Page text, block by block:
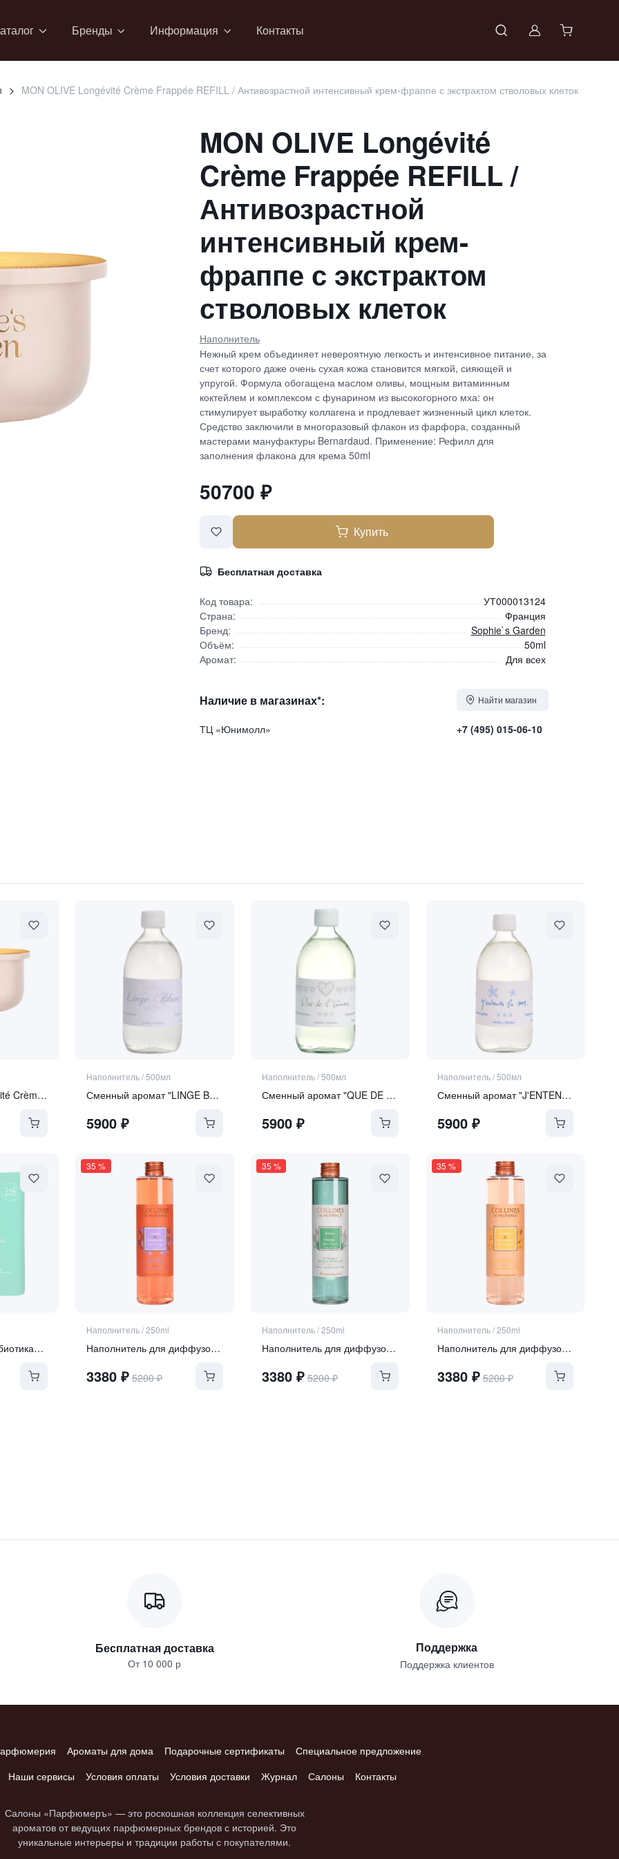
Бренды Информация Контакты Войти в
MON OLIVE Longévité Crème Frappée REFILL / Антивозрастной интенсивный крем-фраппе с экстрактом стволовых клеток
MON OLIVE Longévité
Crème Frappée REFILL /
Антивозрастной
интенсивный крем-
фраппе с экстрактом
стволовых клеток
Наполнитель
Нежный крем объединяет невероятную легкость и интенсивное питание, за
счет которого даже очень сухая кожа становится мягкой, сияющей и
упругой. Формула обогащена маслом оливы, мощным витаминным
коктейлем и комплексом с фунарином из высокогорного мха: он
стимулирует выработку коллагена и продлевает жизненный цикл клеток.
Средство заключили в многоразовый флакон из фарфора, созданный
мастерами мануфактуры Bernardaud. Применение: Рефилл для
заполнения флакона для крема 50ml
50700 ₽
Купить
Бесплатная доставка
Код товара:
УТ000013124
Страна:
Франция
Бренд:
Sophie`s Garden
Объём:
50ml
Аромат:
Для всех
Наличие в магазинах*: Найти магазин
ТЦ «Юнимолл» +7 (495) 015-06-10
MON OLIVE Longévité Crème Frappée REFILL
Наполнитель/500мл
Сменный аромат "LINGE BLANC" | "БЕЛЫЙ ЛЕН"
5900 ₽
Наполнитель/500мл
Сменный аромат "QUE DE L'AMOUR" | "ТОЛЬКО ЛЮБОВЬ"
5900₽
Наполнитель/500мл
Сменный аромат "J'ENTENDS LA MER SENTEURS" | "Я СЛЫШУ АРОМАТ МОРЯ"
5900₽
Крем для рук с пребиотиками "Пряный инжир" в рефилле
35 %
Наполнитель/250ml
Наполнитель для диффузора Amber Heliotrope
3380 ₽ 5200₽
35 %
Наполнитель/250ml
Наполнитель для диффузора Ebony Wood Vetiver
3380₽ 5200₽
35 %
Наполнитель/250ml
Наполнитель для диффузора Saffron Ginger
3380₽ 5200₽
Бесплатная доставка
От 10 000 р
Поддержка
Поддержка клиентов
Ароматы для дома Подарочные сертификаты
Специальное предложение
Наши сервисы Условия оплаты Условия доставки Журнал Салоны Контакты
Салоны «Парфюмеръ» — это роскошная коллекция селективных
ароматов от ведущих парфюмерных брендов с историей. Это
уникальные интерьеры и традиции работы с покупателями.